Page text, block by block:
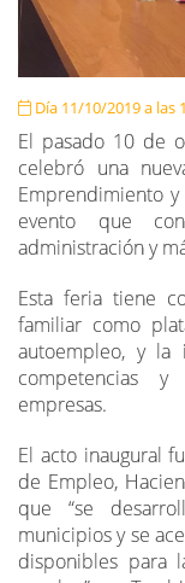
Día 11/10/2019 a las
El pasado 10 de
celebró una
Emprendimiento y
evento que
administración y
Esta feria tiene
familiar como
autoempleo, y la
competencias
empresas.
El acto inaugural
de Empleo,
que “se
municipios y se
disponibles para